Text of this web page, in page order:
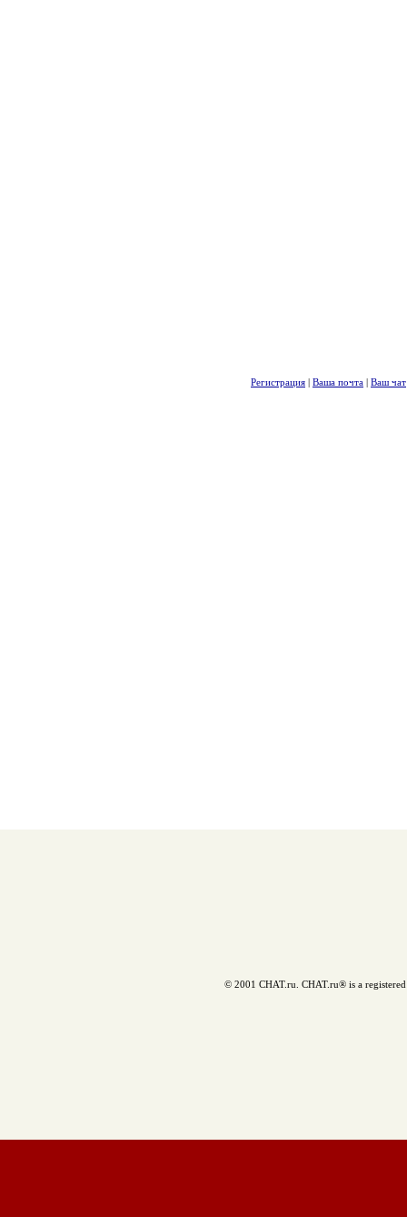
Регистрация | Ваша почта | Ваш чат
© 2001 CHAT.ru. CHAT.ru® is a